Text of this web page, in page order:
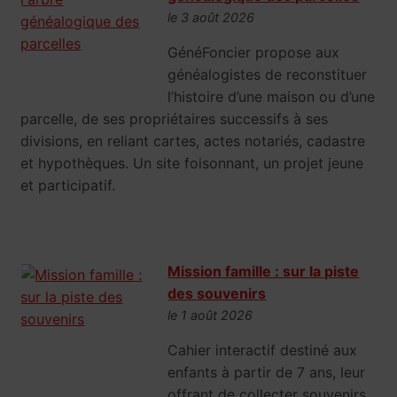
le 3 août 2026
GénéFoncier propose aux
généalogistes de reconstituer
l’histoire d’une maison ou d’une
parcelle, de ses propriétaires successifs à ses
divisions, en reliant cartes, actes notariés, cadastre
et hypothèques. Un site foisonnant, un projet jeune
et participatif.
Mission famille : sur la piste
des souvenirs
le 1 août 2026
Cahier interactif destiné aux
enfants à partir de 7 ans, leur